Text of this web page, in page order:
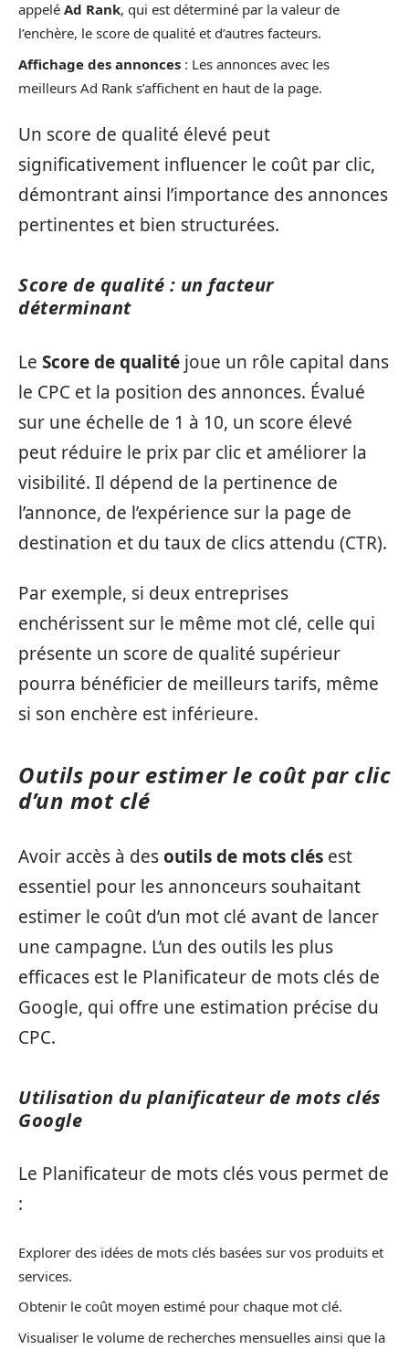
appelé Ad Rank, qui est déterminé par la valeur de
l’enchère, le score de qualité et d’autres facteurs.
Affichage des annonces : Les annonces avec les
meilleurs Ad Rank s’affichent en haut de la page.
Un score de qualité élevé peut
significativement influencer le coût par clic,
démontrant ainsi l’importance des annonces
pertinentes et bien structurées.
Score de qualité : un facteur
déterminant
Le Score de qualité joue un rôle capital dans
le CPC et la position des annonces. Évalué
sur une échelle de 1 à 10, un score élevé
peut réduire le prix par clic et améliorer la
visibilité. Il dépend de la pertinence de
l’annonce, de l’expérience sur la page de
destination et du taux de clics attendu (CTR).
Par exemple, si deux entreprises
enchérissent sur le même mot clé, celle qui
présente un score de qualité supérieur
pourra bénéficier de meilleurs tarifs, même
si son enchère est inférieure.
Outils pour estimer le coût par clic
d’un mot clé
Avoir accès à desoutils de mots clés est
essentiel pour les annonceurs souhaitant
estimer le coût d’un mot clé avant de lancer
une campagne. L’un des outils les plus
efficaces est le Planificateur de mots clés de
Google, qui offre une estimation précise du
CPC.
Utilisation du planificateur de mots clés
Google
Le Planificateur de mots clés vous permet de
:
Explorer des idées de mots clés basées sur vos produits et
services.
Obtenir le coût moyen estimé pour chaque mot clé.
Visualiser le volume de recherches mensuelles ainsi que la